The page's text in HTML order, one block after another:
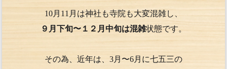
10月11月は神社も寺院も大変混雑し、
９月下旬〜１２月中旬は混雑状態です。
その為、近年は、3月〜6月に七五三の